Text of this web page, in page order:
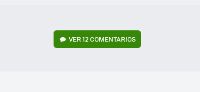
VER12 COMENTARIOS